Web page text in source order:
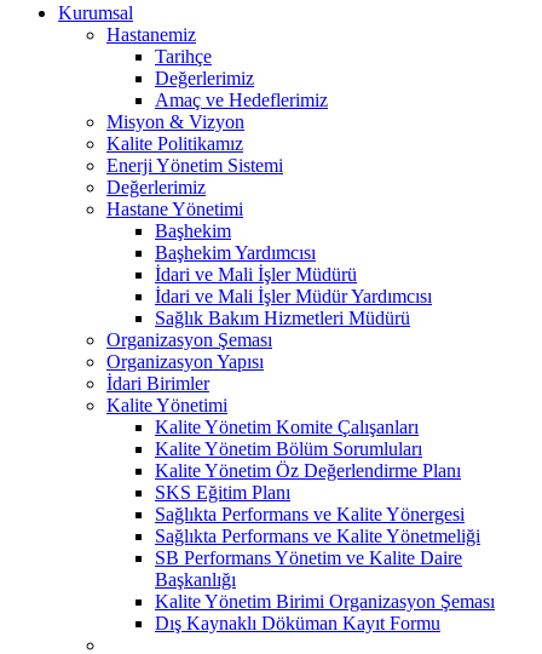
Kurumsal
Hastanemiz
Tarihçe
Değerlerimiz
Amaç ve Hedeflerimiz
Misyon & Vizyon
Kalite Politikamız
Enerji Yönetim Sistemi
Değerlerimiz
Hastane Yönetimi
Başhekim
Başhekim Yardımcısı
İdari ve Mali İşler Müdürü
İdari ve Mali İşler Müdür Yardımcısı
Sağlık Bakım Hizmetleri Müdürü
Organizasyon Şeması
Organizasyon Yapısı
İdari Birimler
Kalite Yönetimi
Kalite Yönetim Komite Çalışanları
Kalite Yönetim Bölüm Sorumluları
Kalite Yönetim Öz Değerlendirme Planı
SKS Eğitim Planı
Sağlıkta Performans ve Kalite Yönergesi
Sağlıkta Performans ve Kalite Yönetmeliği
SB Performans Yönetim ve Kalite Daire
Başkanlığı
Kalite Yönetim Birimi Organizasyon Şeması
Dış Kaynaklı Döküman Kayıt Formu